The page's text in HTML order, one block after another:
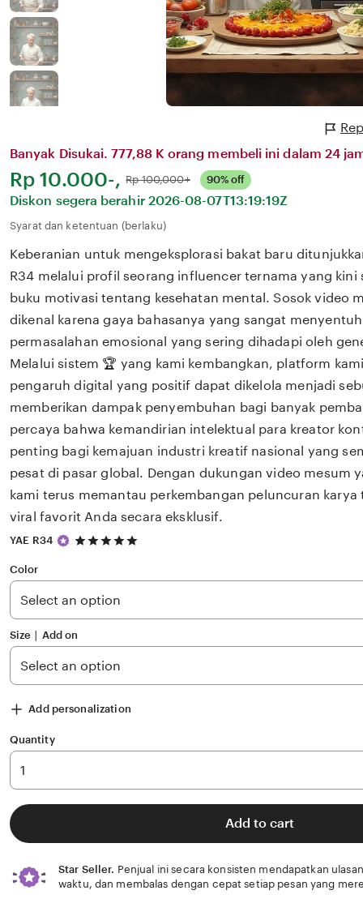
Banyak Disukai. 777,88 K orang membeli ini dalam 24
Harga:
Rp 10.000-, Normal:
Rp 100,000+ 90% off
Diskon segera berahir 2026-08-07T13:19:19Z
Syarat dan ketentuan (berlaku)
Keberanian untuk mengeksplorasi bakat baru
R34 melalui profil seorang influencer ternama yang kini
buku motivasi tentang kesehatan mental. Sosok video
dikenal karena gaya bahasanya yang sangat
permasalahan emosional yang sering dihadapi oleh
Melalui sistem 🏆 yang kami kembangkan, platform
pengaruh digital yang positif dapat dikelola menjadi
memberikan dampak penyembuhan bagi banyak
percaya bahwa kemandirian intelektual para kreator
penting bagi kemajuan industri kreatif nasional yang
pesat di pasar global. Dengan dukungan video mesum
kami terus memantau perkembangan peluncuran karya
viral favorit Anda secara eksklusif.
YAE R34
5
5
stars
Color
Size ∣ Add on
Add personalization
Quantity
Add to cart
Star Seller. Penjual ini secara konsisten mendapatkan
waktu, dan membalas dengan cepat setiap pesan yang